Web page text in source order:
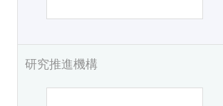
研究推進機構